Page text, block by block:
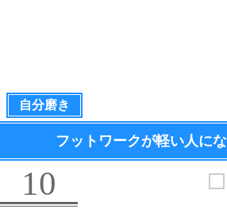
自分磨き
フットワークが軽い人に
10